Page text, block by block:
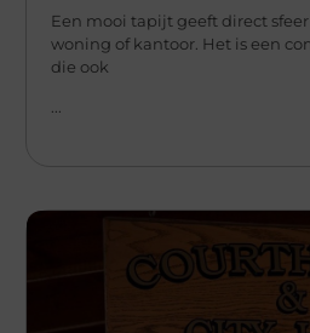
Een mooi tapijt geeft direct
woning of kantoor. Het is een
die ook